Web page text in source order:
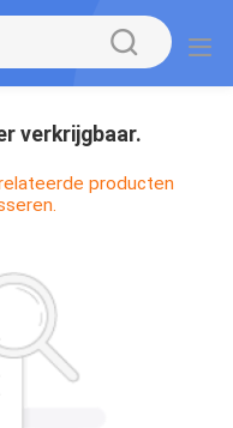
verkrijgbaar.
producten